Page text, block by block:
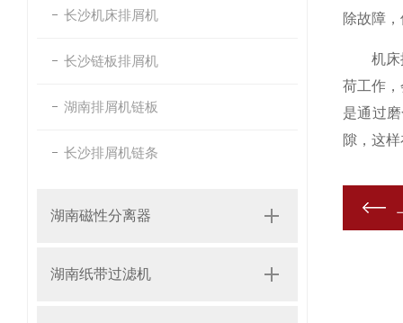
长沙机床排屑机
长沙链板排屑机
湖南排屑机链板
长沙排屑机链条
湖南磁性分离器
湖南纸带过滤机
除故障
机床排
荷工作
是通过
隙，这